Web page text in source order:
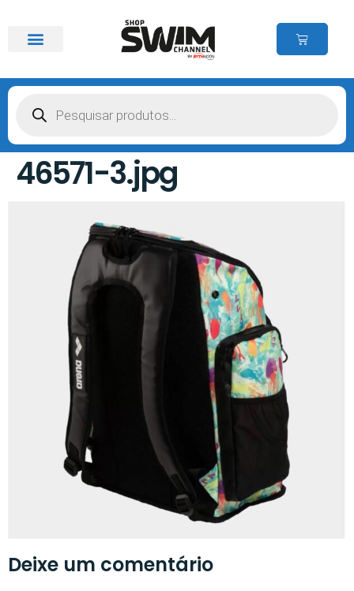
46571-3.jpg
Deixe um comentário